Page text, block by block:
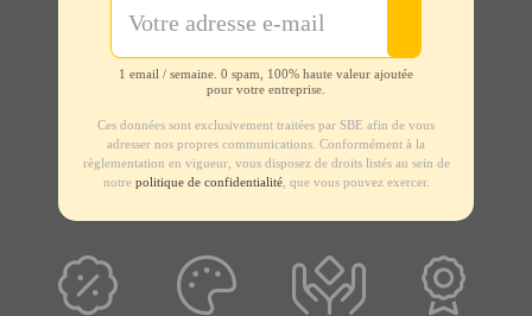
1 email / semaine. 0 spam, 100% haute valeur ajoutée
pour votre entreprise.
Ces données sont exclusivement traitées par SBE afin de vous
adresser nos propres communications. Conformément à la
règlementation en vigueur, vous disposez de droits listés au sein de
notre politique de confidentialité, que vous pouvez exercer.